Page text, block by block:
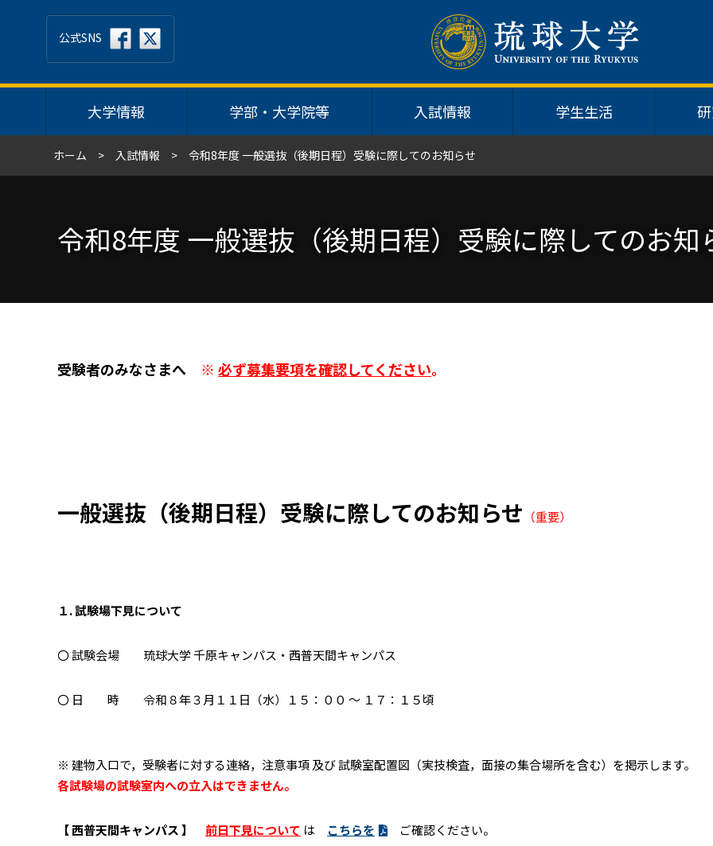
大学情報 学部・大学院等 入試情報 学生生活
公式SNS
ホーム 入試情報 令和8年度 一般選抜（後期日程）受験に際してのお知らせ
令和8年度 一般選抜（後期日程）受験に際してのお知
受験者のみなさまへ ※ 必ず募集要項を確認してください。
一般選抜（後期日程）受験に際してのお知らせ （重要）
１. 試験場下見について
〇 試験会場 琉球大学 千原キャンパス・西普天間キャンパス
〇 日 時 令和８年３月１１日（水）１５：００ ～ １７：１５頃
※ 建物入口で，受験者に対する連絡，注意事項 及び 試験室配置図（実技検査，面接の集合場所を含む）を掲示します。
各試験場の試験室内への立入はできません。
【 西普天間キャンパス 】 前日下見について は こちらを ご確認ください。